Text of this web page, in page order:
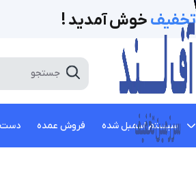
تخفیف‌ خوش آمدید !
سیستم اسمبل شده فروش عمده دست